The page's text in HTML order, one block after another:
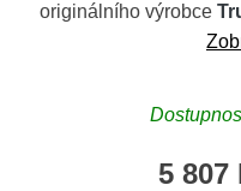
originálního výrobce
5 807